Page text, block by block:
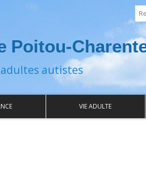
Poitou-
autistes
VIE ADULTE